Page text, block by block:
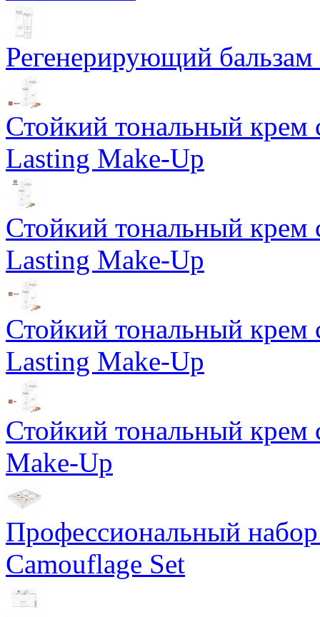
Регенерирующий
Стойкий тональный
Lasting Make-Up
Стойкий тональный
Lasting Make-Up
Стойкий тональный
Lasting Make-Up
Стойкий тональный
Make-Up
Профессиональный
Camouflage Set